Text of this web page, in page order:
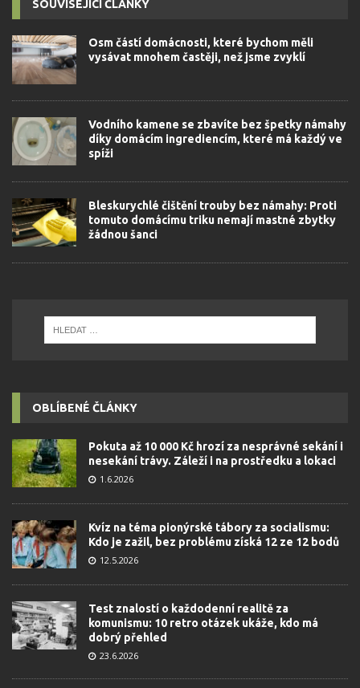
SOUVISEJÍCÍ ČLÁNKY
Osm částí domácnosti, které bychom měli
vysávat mnohem častěji, než jsme zvyklí
Vodního kamene se zbavíte bez špetky námahy
díky domácím ingrediencím, které má každý ve
spíži
Bleskurychlé čištění trouby bez námahy: Proti
tomuto domácímu triku nemají mastné zbytky
žádnou šanci
OBLÍBENÉ ČLÁNKY
Pokuta až 10 000 Kč hrozí za nesprávné sekání i
nesekání trávy. Záleží i na prostředku a lokaci
1.6.2026
Kvíz na téma pionýrské tábory za socialismu:
Kdo je zažil, bez problému získá 12 ze 12 bodů
12.5.2026
Test znalostí o každodenní realitě za
komunismu: 10 retro otázek ukáže, kdo má
dobrý přehled
23.6.2026